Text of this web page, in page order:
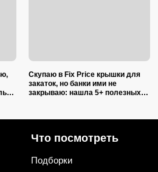
Скупаю в Fix Price крышки для
закаток, но банки ими не
закрываю: нашла 5+ полезных
Что посмотреть
Подборки